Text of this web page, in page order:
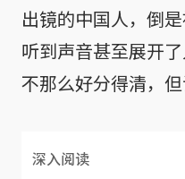
出镜的中国人，倒
听到声音甚至展开
不那么好分得清，但
深入阅读